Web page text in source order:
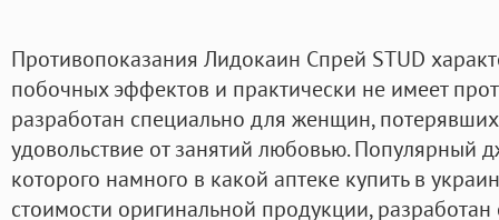
Противопоказания Лидокаин Спрей STUD
побочных эффектов и практически не имеет
разработан специально для женщин, потерявших
удовольствие от занятий любовью. Популярный
которого намного в какой аптеке купить в
стоимости оригинальной продукции,